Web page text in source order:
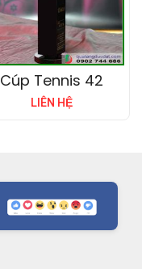
Cúp Tennis 42
LIÊN HỆ